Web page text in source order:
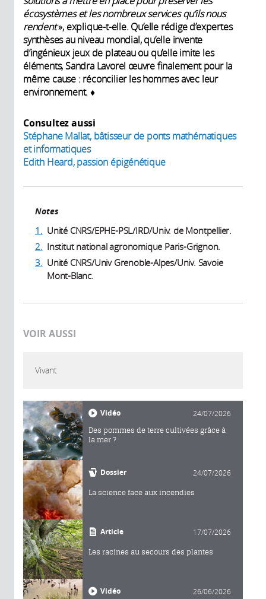
écosystèmes et les nombreux services qu’ils nous
rendent», explique-t-elle. Qu’elle rédige d’expertes
synthèses au niveau mondial, qu’elle invente
d’ingénieux jeux de plateau ou qu’elle imite les
éléments, Sandra Lavorel œuvre finalement pour la
même cause : réconcilier les hommes avec leur
environnement. ♦
Consultez aussi
Stéphane Mallat, bâtisseur de ponts mathématiques
et informatiques
Edith Heard, passion épigénétique
Notes
1. Unité CNRS/EPHE-PSL/IRD/Univ. de Montpellier.
2. Institut national agronomique Paris-Grignon.
3. Unité CNRS/Univ Grenoble-Alpes/Univ. Savoie
Mont-Blanc.
VOIR AUSSI
Vivant
Vidéo 24/07/2026
Des pommes de terre cultivées grâce à
la mer ?
Dossier 24/07/2026
La science face aux incendies
Article 17/07/2026
Les racines au secours des plantes
Vidéo 26/06/2026